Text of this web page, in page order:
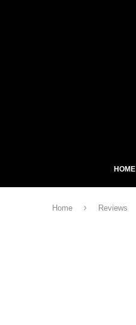
HOME
Home Reviews